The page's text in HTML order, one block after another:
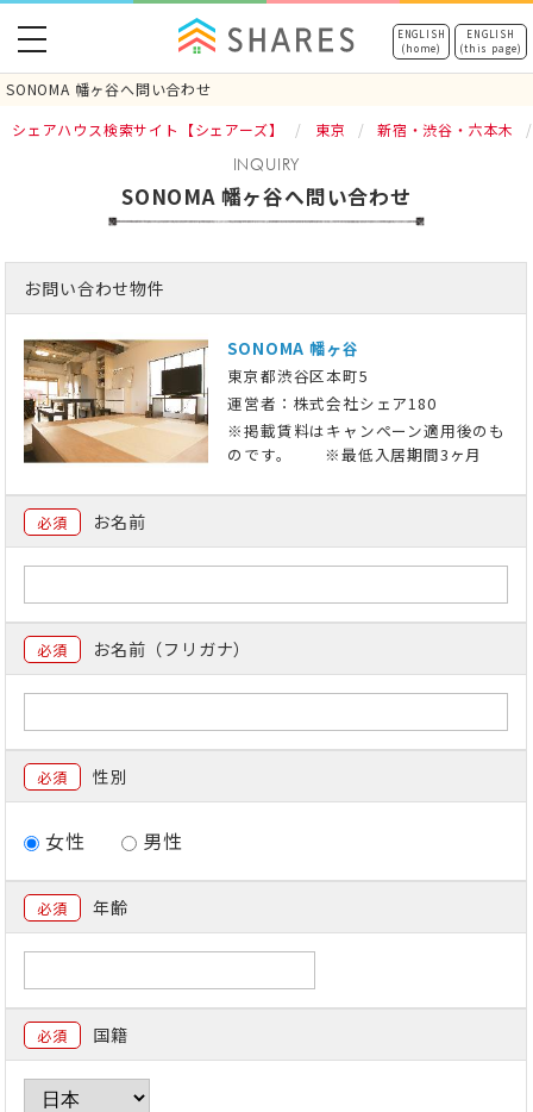
ENGLISH
(home)
ENGLISH
(this page)
SONOMA 幡ヶ谷へ問い合わせ
toggle
navigation
シェアハウス検索サイト【シェアーズ】 東京 新宿・渋谷・六本木
INQUIRY
SONOMA 幡ヶ谷へ問い合わせ
お問い合わせ物件
SONOMA 幡ヶ谷
東京都渋谷区本町5
運営者：株式会社シェア180
※掲載賃料はキャンペーン適用後のも
のです。 ※最低入居期間3ヶ月
必須 お名前
必須 お名前（フリガナ）
必須 性別
女性 男性
必須 年齢
必須 国籍